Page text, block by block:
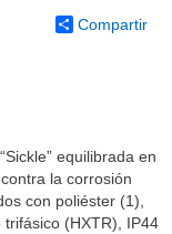
Compartir
equilibrada en
la corrosión
con poliéster (1),
(HXTR), IP44